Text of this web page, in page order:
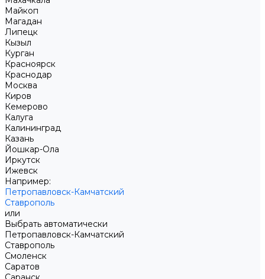
Майкоп
Магадан
Липецк
Кызыл
Курган
Красноярск
Краснодар
Москва
Киров
Кемерово
Калуга
Калининград
Казань
Йошкар-Ола
Иркутск
Ижевск
Например:
Петропавловск-Камчатский
Ставрополь
или
Выбрать автоматически
Петропавловск-Камчатский
Ставрополь
Смоленск
Саратов